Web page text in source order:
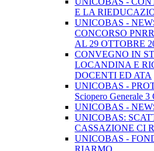
E LA
UNICOBAS -
CONCORSO
AL 29 OTTOBRE
CONVEGNO IN
LOCANDINA E
DOCENTI ED ATA
UNICOBAS -
Sciopero Generale 3
UNICOBAS -
UNICOBAS:
CASSAZIONE CI
UNICOBAS -